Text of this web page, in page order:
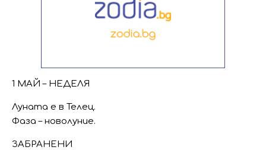
1 МАЙ – НЕДЕЛЯ
Луната е в Телец.
Фаза – новолуние.
ЗАБРАНЕНИ